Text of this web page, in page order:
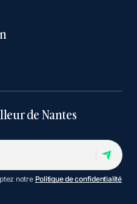
de Nantes
notre Politique de confidentialité